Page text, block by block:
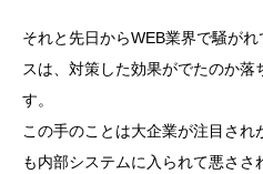
それと先日からWEB業界で騒が
スは、対策した効果がでたのか
す。
この手のことは大企業が注目さ
も内部システムに入られて悪さ